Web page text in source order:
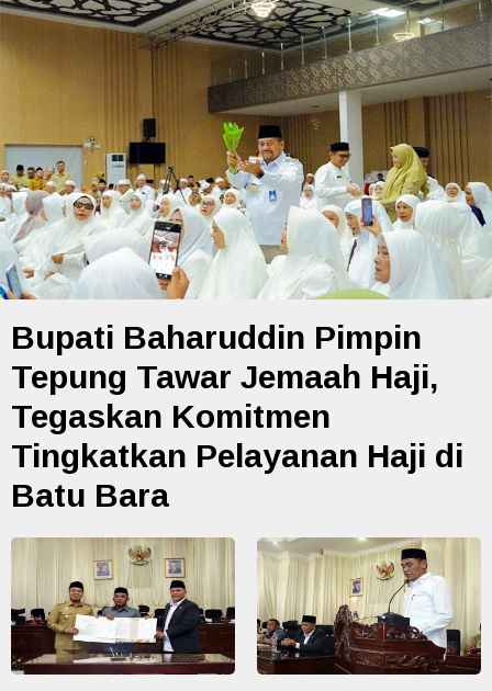
Bupati Baharuddin Pimpin
Tepung Tawar Jemaah Haji,
Tegaskan Komitmen
Tingkatkan Pelayanan Haji di
Batu Bara